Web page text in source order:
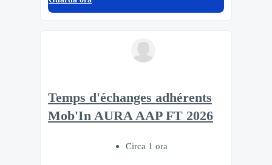
Temps d'échanges adhérents
Mob'In AURA AAP FT 2026
Circa 1 ora